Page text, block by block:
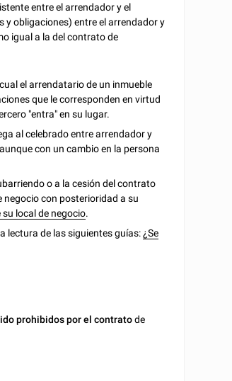
entre el arrendador y el
y obligaciones) entre el arrendador y
igual a la del contrato de
el arrendatario de un inmueble
que le corresponden en virtud
"entra" en su lugar.
al celebrado entre arrendador y
con un cambio en la persona
o a la cesión del contrato
negocio con posterioridad a su
local de negocio.
lectura de las siguientes guías:¿Se
prohibidos por el contratode